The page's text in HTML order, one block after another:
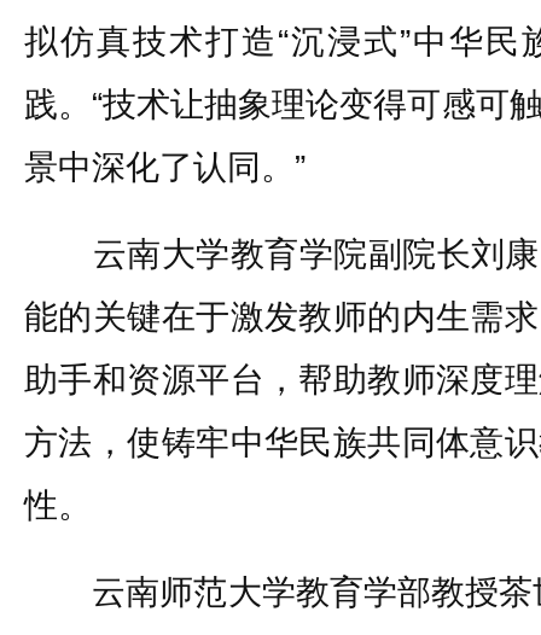
拟仿真技术打造“沉浸式”中华
践。“技术让抽象理论变得可感可
景中深化了认同。”
云南大学教育学院副院长刘康
能的关键在于激发教师的内生需
助手和资源平台，帮助教师深度
方法，使铸牢中华民族共同体意
性。
云南师范大学教育学部教授茶